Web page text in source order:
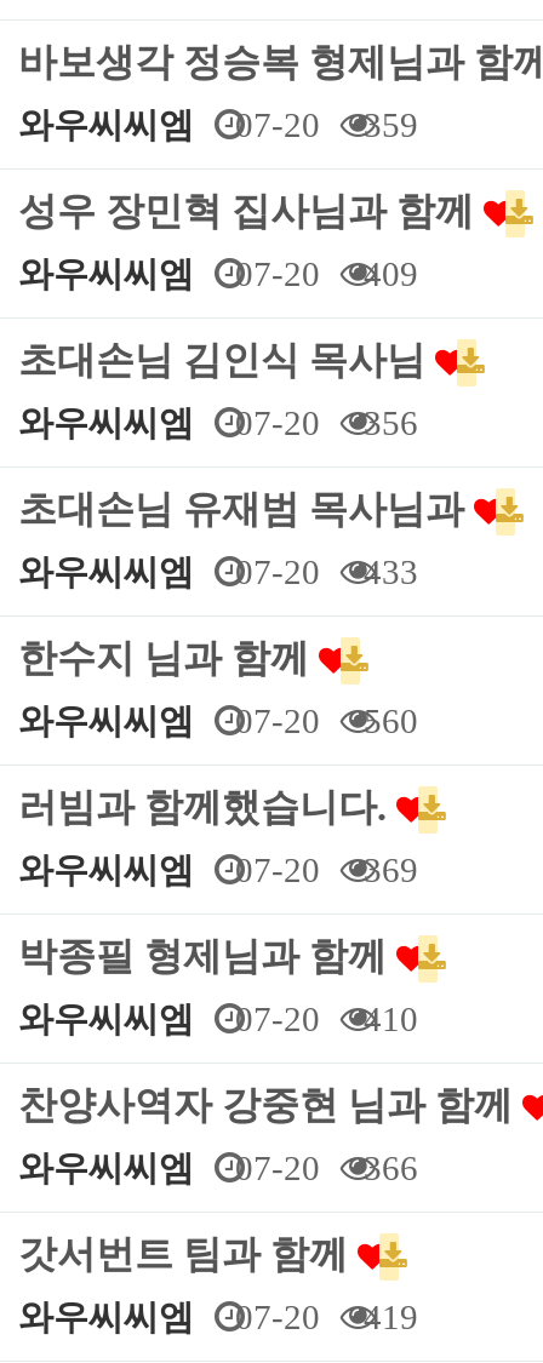
바보생각 정승복 형제님과 함
와우씨씨엠 07-20 359
성우 장민혁 집사님과 함께
와우씨씨엠 07-20 409
초대손님 김인식 목사님
와우씨씨엠 07-20 356
초대손님 유재범 목사님과
와우씨씨엠 07-20 433
한수지 님과 함께
와우씨씨엠 07-20 560
러빔과 함께했습니다.
와우씨씨엠 07-20 369
박종필 형제님과 함께
와우씨씨엠 07-20 410
찬양사역자 강중현 님과 함께
와우씨씨엠 07-20 366
갓서번트 팀과 함께
와우씨씨엠 07-20 419